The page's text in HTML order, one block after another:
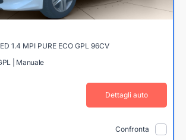
1.4 MPI PURE ECO GPL 96CV
| Manuale
Dettagli auto
Confronta